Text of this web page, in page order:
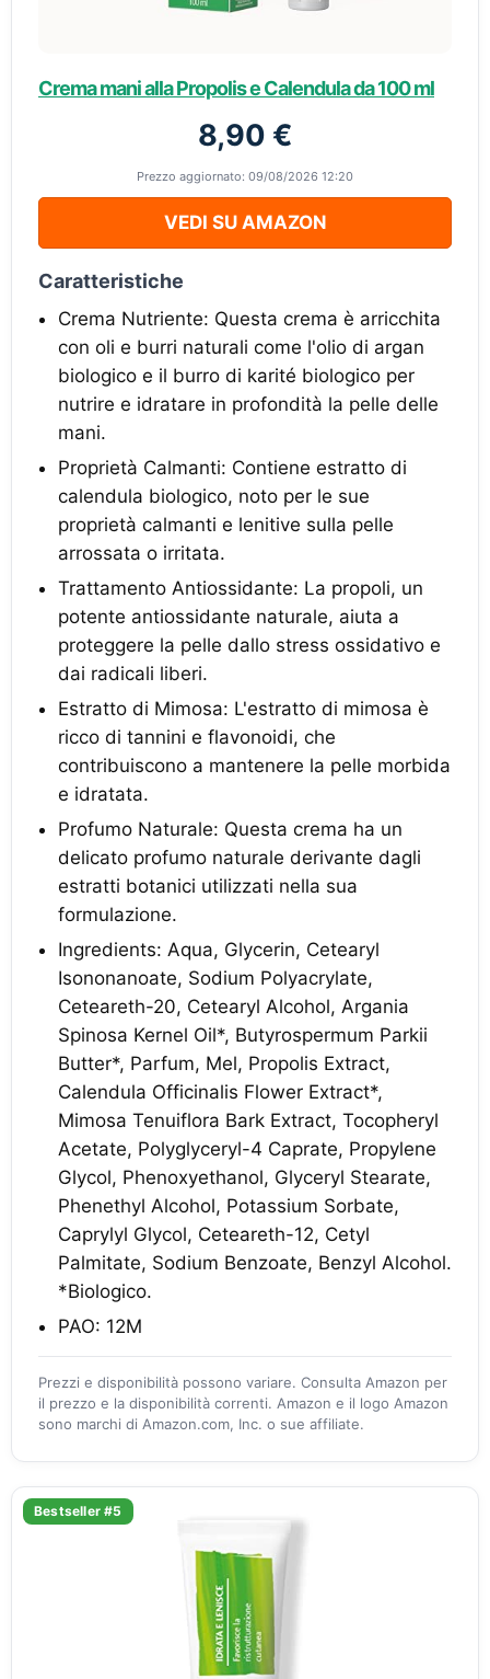
Crema mani alla Propolis e Calendula da 100 ml
8,90 €
Prezzo aggiornato: 09/08/2026 12:20
VEDI SU AMAZON
Caratteristiche
Crema Nutriente: Questa crema è arricchita
con oli e burri naturali come l'olio di argan
biologico e il burro di karité biologico per
nutrire e idratare in profondità la pelle delle
mani.
Proprietà Calmanti: Contiene estratto di
calendula biologico, noto per le sue
proprietà calmanti e lenitive sulla pelle
arrossata o irritata.
Trattamento Antiossidante: La propoli, un
potente antiossidante naturale, aiuta a
proteggere la pelle dallo stress ossidativo e
dai radicali liberi.
Estratto di Mimosa: L'estratto di mimosa è
ricco di tannini e flavonoidi, che
contribuiscono a mantenere la pelle morbida
e idratata.
Profumo Naturale: Questa crema ha un
delicato profumo naturale derivante dagli
estratti botanici utilizzati nella sua
formulazione.
Ingredients: Aqua, Glycerin, Cetearyl
Isononanoate, Sodium Polyacrylate,
Ceteareth-20, Cetearyl Alcohol, Argania
Spinosa Kernel Oil*, Butyrospermum Parkii
Butter*, Parfum, Mel, Propolis Extract,
Calendula Officinalis Flower Extract*,
Mimosa Tenuiflora Bark Extract, Tocopheryl
Acetate, Polyglyceryl-4 Caprate, Propylene
Glycol, Phenoxyethanol, Glyceryl Stearate,
Phenethyl Alcohol, Potassium Sorbate,
Caprylyl Glycol, Ceteareth-12, Cetyl
Palmitate, Sodium Benzoate, Benzyl Alcohol.
*Biologico.
PAO: 12M
Prezzi e disponibilità possono variare. Consulta Amazon per
il prezzo e la disponibilità correnti. Amazon e il logo Amazon
sono marchi di Amazon.com, Inc. o sue affiliate.
Bestseller #5